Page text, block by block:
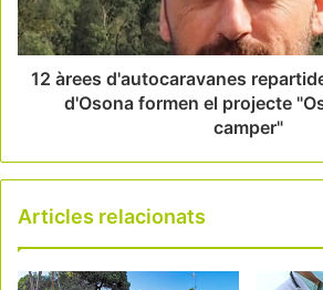
12 àrees d'autocaravanes
d'Osona formen el projecte
camper"
Articles relacionats